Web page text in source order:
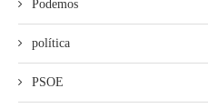
Podemos
política
PSOE